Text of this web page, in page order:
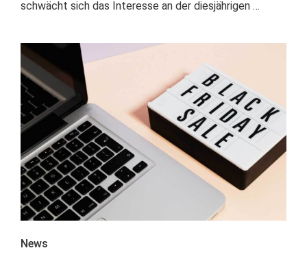
schwächt sich das Interesse an der diesjährigen …
News